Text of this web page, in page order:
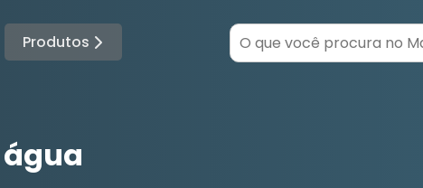
Produtos